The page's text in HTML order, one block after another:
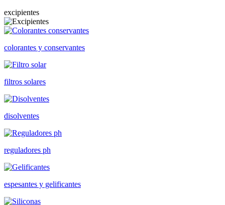
excipientes
colorantes y conservantes
filtros solares
disolventes
reguladores ph
espesantes y gelificantes